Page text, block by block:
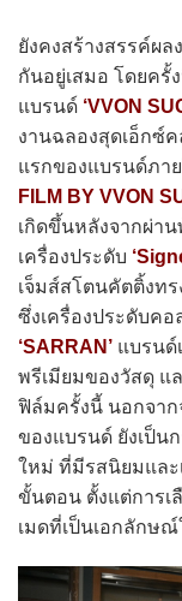
ยังคงสร้างสรรค์ผ
กันอยู่เสมอ โดยครั้
แบรนด์ ‘VVON
งานฉลองสุดเอ็กซ์
แรกของแบรนด์ภา
FILM BY VVON
เกิดขึ้นหลังจากผ่า
เครื่องประดับ
เจ็มส์สโตนคัตติ้งท
ซึ่งเครื่องประดับค
‘SARRAN’ แบรนด์
พรีเมียมของวัสดุ แ
ฟิล์มครั้งนี้ นอกจาก
ของแบรนด์ ยังเป็น
ใหม่ ที่มีรสนิยมแล
ขั้นตอน ตั้งแต่การเ
เมดที่เป็นเอกลักษ